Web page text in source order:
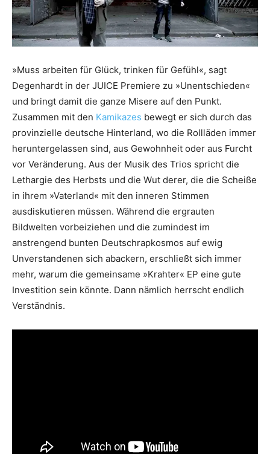
»Muss arbeiten für Glück, trinken für Gefühl«, sagt
Degenhardt in der JUICE Premiere zu »Unentschieden«
und bringt damit die ganze Misere auf den Punkt.
Zusammen mit den Kamikazes bewegt er sich durch das
provinzielle deutsche Hinterland, wo die Rollläden immer
heruntergelassen sind, aus Gewohnheit oder aus Furcht
vor Veränderung. Aus der Musik des Trios spricht die
Lethargie des Herbsts und die Wut derer, die die Scheiße
in ihrem »Vaterland« mit den inneren Stimmen
ausdiskutieren müssen. Während die ergrauten
Bildwelten vorbeiziehen und die zumindest im
anstrengend bunten Deutschrapkosmos auf ewig
Unverstandenen sich abackern, erschließt sich immer
mehr, warum die gemeinsame »Krahter« EP eine gute
Investition sein könnte. Dann nämlich herrscht endlich
Verständnis.